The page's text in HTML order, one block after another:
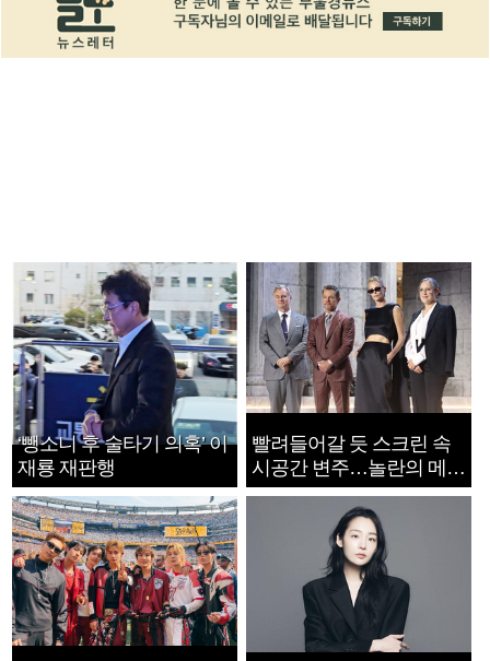
‘뺑소니 후 술타기 의혹’ 이
재룡 재판행
빨려들어갈 듯 스크린 속
시공간 변주…놀란의 메시
지는 ‘전쟁 속죄’